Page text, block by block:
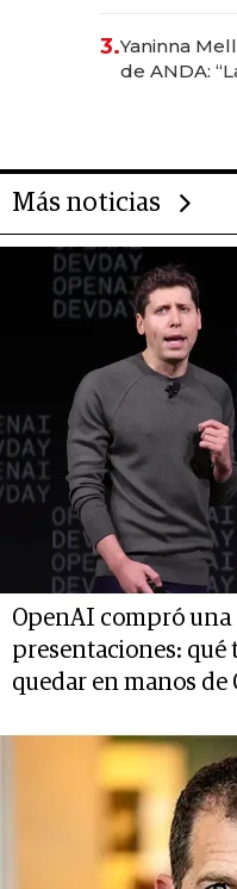
3.Yaninna
de ANDA:
Más noticias
OpenAI compró
presentaciones: qué
quedar en manos de